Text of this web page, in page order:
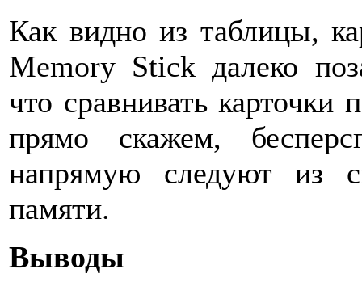
Как видно из таблицы,
Memory Stick далеко
что сравнивать карточки
прямо скажем,
напрямую следуют из
памяти.
Выводы